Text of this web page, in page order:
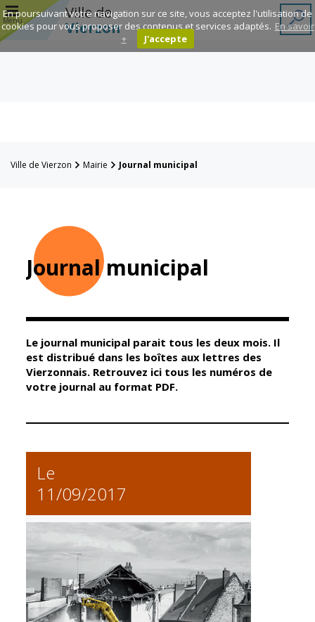
Menu
Ville de
Vierzon
Mairie
Élus
Conseil
Municipal
Services de la
Marchés
publics
Cimetières
Titres
d'identité
État civil
Élections
Jumelages
Guichet unique
Petite enfance
enfance
scolaires
Accueil avant
et après classe
Réussite
éducative et
inclusion
Ville de Vierzon Mairie Journal municipal
Journal municipal
Le journal municipal parait tous les deux mois. Il
est distribué dans les boîtes aux lettres des
Vierzonnais. Retrouvez ici tous les numéros de
votre journal au format PDF.
Le
11/09/2017
En poursuivant votre navigation sur ce site, vous acceptez l'utilisation de
cookies pour vous proposer des contenus et services adaptés. En savoir
+
J'accepte